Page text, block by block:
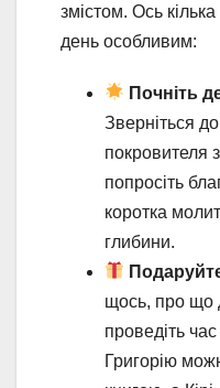
змістом. Ось
день особливим:
Почніть
Зверніться
покровителя
попросіть
коротка
глибини.
щось, про що
проведіть
Григорію